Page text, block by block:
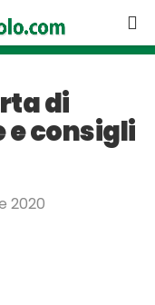
di
e consigli
2020